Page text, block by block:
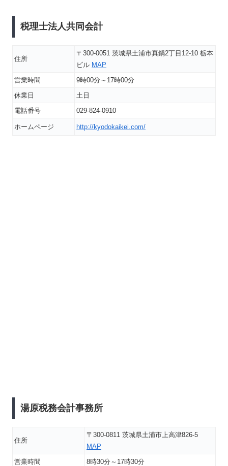
税理士法人共同会計
住所
〒300-0051 茨城県土浦市真鍋2丁目12-10 栃本
ビル MAP
営業時間
9時00分～17時00分
休業日
土日
電話番号
029-824-0910
ホームページ http://kyodokaikei.com/
湯原税務会計事務所
住所
〒300-0811 茨城県土浦市上高津826-5
MAP
営業時間
8時30分～17時30分